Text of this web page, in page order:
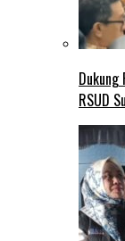
Dukung
RSUD